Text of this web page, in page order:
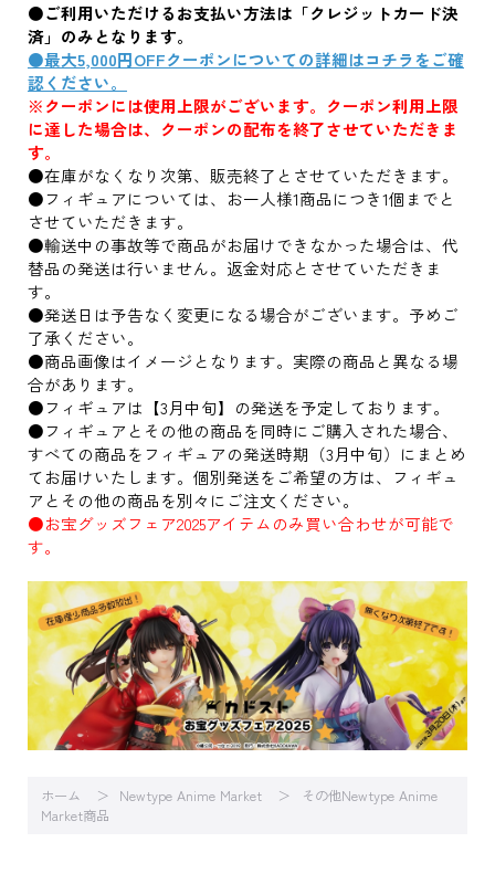
●ご利用いただけるお支払い方法は「クレジットカード決
済」のみとなります。
●最大5,000円OFFクーポンについての詳細はコチラをご確
認ください。
※クーポンには使用上限がございます。クーポン利用上限
に達した場合は、クーポンの配布を終了させていただきま
す。
●在庫がなくなり次第、販売終了とさせていただきます。
●フィギュアについては、お一人様1商品につき1個までと
させていただきます。
●輸送中の事故等で商品がお届けできなかった場合は、代
替品の発送は行いません。返金対応とさせていただきま
す。
●発送日は予告なく変更になる場合がございます。予めご
了承ください。
●商品画像はイメージとなります。実際の商品と異なる場
合があります。
●フィギュアは【3月中旬】の発送を予定しております。
●フィギュアとその他の商品を同時にご購入された場合、
すべての商品をフィギュアの発送時期（3月中旬）にまとめ
てお届けいたします。個別発送をご希望の方は、フィギュ
アとその他の商品を別々にご注文ください。
●お宝グッズフェア2025アイテムのみ買い合わせが可能で
す。
ホーム Newtype Anime Market
その他Newtype Anime
Market商品